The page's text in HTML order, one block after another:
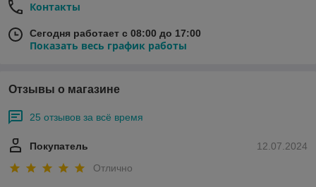
Контакты
Сегодня работает с 08:00 до 17:00
Показать весь график работы
Отзывы о магазине
25 отзывов за всё время
12.07.2024
Покупатель
Отлично